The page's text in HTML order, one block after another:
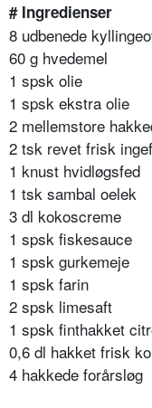
# Ingredienser
8 udbenede
60 g hvedemel
1 spsk olie
1 spsk ekstra olie
2 mellemstore
2 tsk revet frisk
1 knust hvidløgsfed
1 tsk sambal oelek
3 dl kokoscreme
1 spsk fiskesauce
1 spsk gurkemeje
1 spsk farin
2 spsk limesaft
1 spsk finthakket
0,6 dl hakket frisk
4 hakkede forårsløg